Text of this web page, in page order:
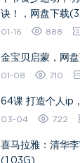
诀！，网盘下载
01-16 888
金宝贝启蒙，网
01-08 710
64课 打造个人ip
03-04 722
喜马拉雅：清华
(1.03G)